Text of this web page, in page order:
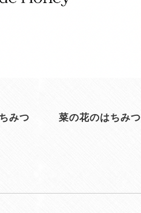
みつ 菜の花のはちみつ